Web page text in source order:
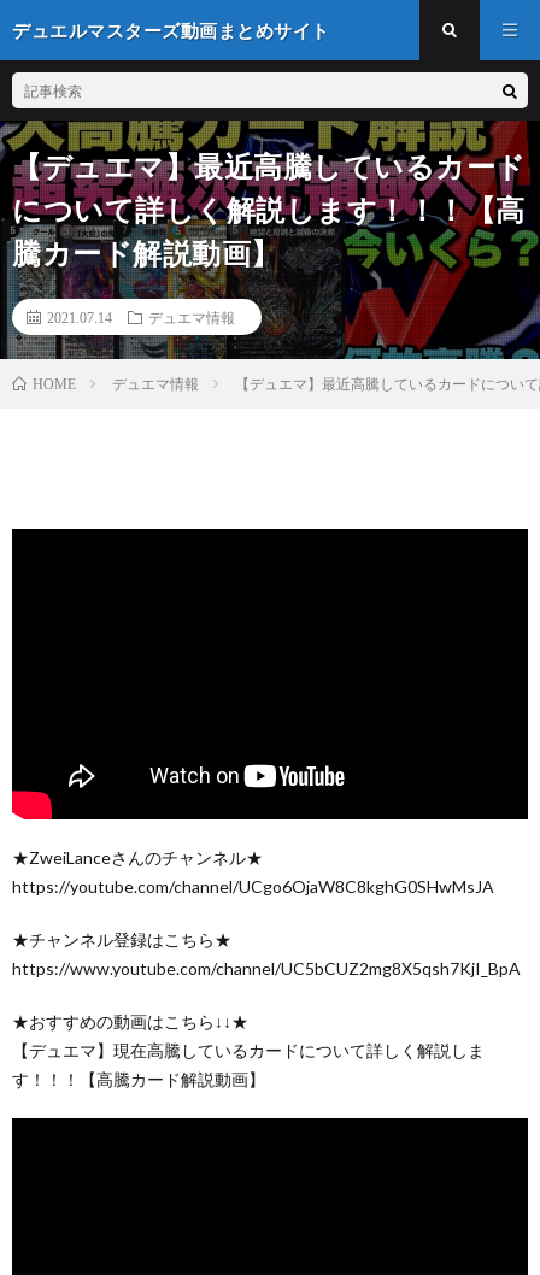
デュエルマスターズ動画まとめサイト
【デュエマ】最近高騰しているカード
について詳しく解説します！！！【高
騰カード解説動画】
2021.07.14 デュエマ情報
HOME デュエマ情報 【デュエマ】最近高騰しているカードについ
★ZweiLanceさんのチャンネル★
https://youtube.com/channel/UCgo6OjaW8C8kghG0SHwMsJA
★チャンネル登録はこちら★
https://www.youtube.com/channel/UC5bCUZ2mg8X5qsh7KjI_BpA
★おすすめの動画はこちら↓↓★
【デュエマ】現在高騰しているカードについて詳しく解説しま
す！！！【高騰カード解説動画】